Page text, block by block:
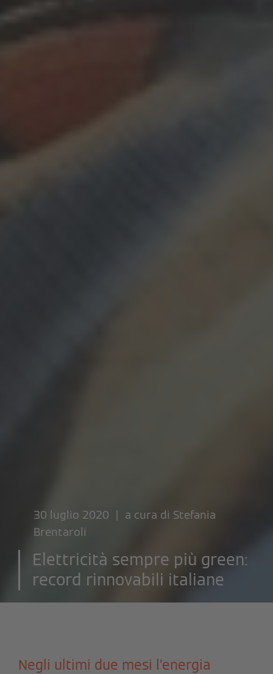
30 luglio 2020 | a cura di Stefania
Brentaroli
Elettricità sempre più green:
record rinnovabili italiane
Negli ultimi due mesi l’energia